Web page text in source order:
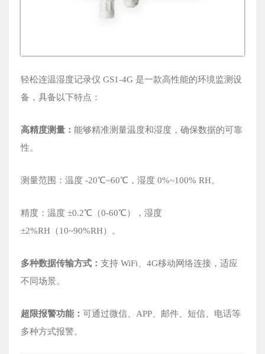
轻松连温湿度记录仪 GS1-4G 是一款高性能的环境监测设
备，具备以下特点：
高精度测量： 能够精准测量温度和湿度，确保数据的可靠
性。
测量范围：温度 -20℃~60℃，湿度 0%~100% RH。
精度：温度 ±0.2℃（0-60℃），湿度
±2%RH（10~90%RH）。
多种数据传输方式： 支持 WiFi、4G移动网络连接，适应
不同场景。
超限报警功能： 可通过微信、APP、邮件、短信、电话等
多种方式报警。